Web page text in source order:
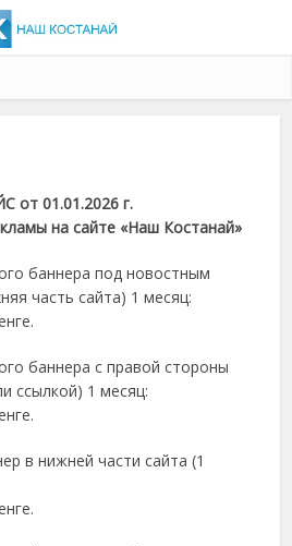
от 01.01.2026 г.
на сайте «Наш Костанай»
баннера под новостным
часть сайта) 1 месяц:
баннера с правой стороны
ссылкой) 1 месяц:
в нижней части сайта (1